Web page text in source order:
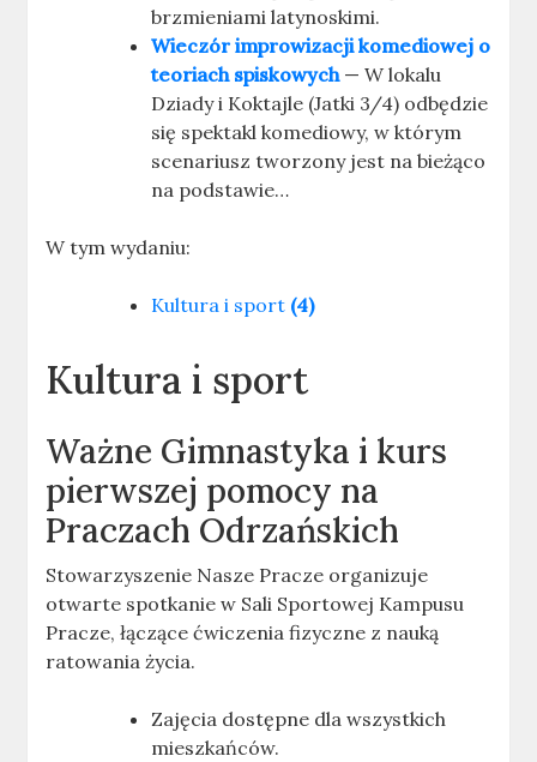
brzmieniami latynoskimi.
Wieczór improwizacji komediowej o
teoriach spiskowych— W lokalu
Dziady i Koktajle (Jatki 3/4) odbędzie
się spektakl komediowy, w którym
scenariusz tworzony jest na bieżąco
na podstawie…
W tym wydaniu:
Kultura i sport (4)
Kultura i sport
Ważne Gimnastyka i kurs
pierwszej pomocy na
Praczach Odrzańskich
Stowarzyszenie Nasze Pracze organizuje
otwarte spotkanie w Sali Sportowej Kampusu
Pracze, łączące ćwiczenia fizyczne z nauką
ratowania życia.
Zajęcia dostępne dla wszystkich
mieszkańców.